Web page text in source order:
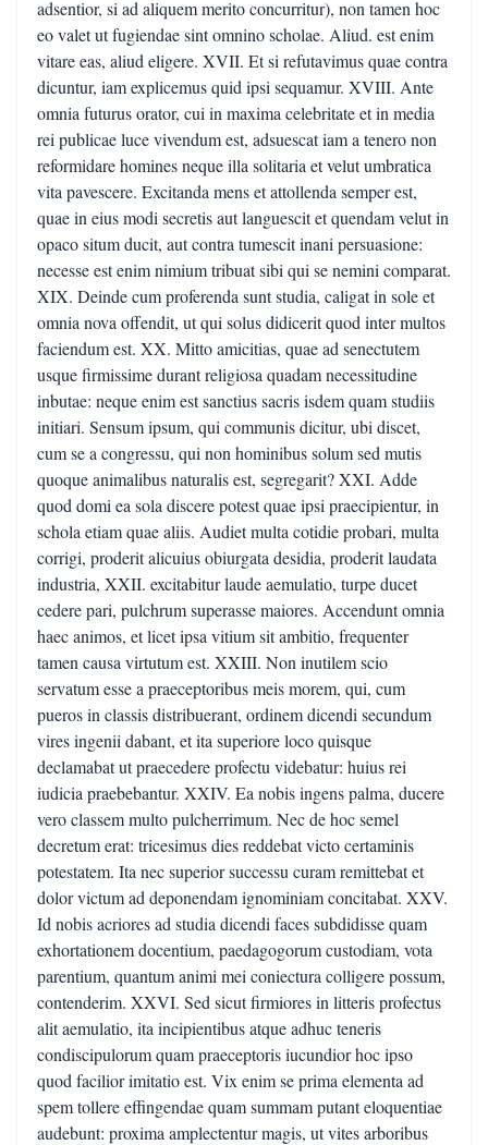
adsentior, si ad aliquem merito concurritur), non tamen hoc
eo valet ut fugiendae sint omnino scholae. Aliud. est enim
vitare eas, aliud eligere. XVII. Et si refutavimus quae contra
dicuntur, iam explicemus quid ipsi sequamur. XVIII. Ante
omnia futurus orator, cui in maxima celebritate et in media
rei publicae luce vivendum est, adsuescat iam a tenero non
reformidare homines neque illa solitaria et velut umbratica
vita pavescere. Excitanda mens et attollenda semper est,
quae in eius modi secretis aut languescit et quendam velut in
opaco situm ducit, aut contra tumescit inani persuasione:
necesse est enim nimium tribuat sibi qui se nemini comparat.
XIX. Deinde cum proferenda sunt studia, caligat in sole et
omnia nova offendit, ut qui solus didicerit quod inter multos
faciendum est. XX. Mitto amicitias, quae ad senectutem
usque firmissime durant religiosa quadam necessitudine
inbutae: neque enim est sanctius sacris isdem quam studiis
initiari. Sensum ipsum, qui communis dicitur, ubi discet,
cum se a congressu, qui non hominibus solum sed mutis
quoque animalibus naturalis est, segregarit? XXI. Adde
quod domi ea sola discere potest quae ipsi praecipientur, in
schola etiam quae aliis. Audiet multa cotidie probari, multa
corrigi, proderit alicuius obiurgata desidia, proderit laudata
industria, XXII. excitabitur laude aemulatio, turpe ducet
cedere pari, pulchrum superasse maiores. Accendunt omnia
haec animos, et licet ipsa vitium sit ambitio, frequenter
tamen causa virtutum est. XXIII. Non inutilem scio
servatum esse a praeceptoribus meis morem, qui, cum
pueros in classis distribuerant, ordinem dicendi secundum
vires ingenii dabant, et ita superiore loco quisque
declamabat ut praecedere profectu videbatur: huius rei
iudicia praebebantur. XXIV. Ea nobis ingens palma, ducere
vero classem multo pulcherrimum. Nec de hoc semel
decretum erat: tricesimus dies reddebat victo certaminis
potestatem. Ita nec superior successu curam remittebat et
dolor victum ad deponendam ignominiam concitabat. XXV.
Id nobis acriores ad studia dicendi faces subdidisse quam
exhortationem docentium, paedagogorum custodiam, vota
parentium, quantum animi mei coniectura colligere possum,
contenderim. XXVI. Sed sicut firmiores in litteris profectus
alit aemulatio, ita incipientibus atque adhuc teneris
condiscipulorum quam praeceptoris iucundior hoc ipso
quod facilior imitatio est. Vix enim se prima elementa ad
spem tollere effingendae quam summam putant eloquentiae
audebunt: proxima amplectentur magis, ut vites arboribus